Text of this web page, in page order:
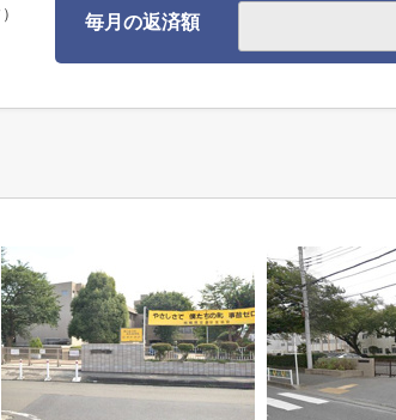
毎月の返済額